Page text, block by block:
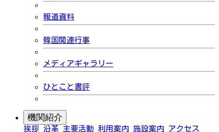
報道資料
韓国関連行事
メディアギャラリー
ひとこと書評
機関紹介
挨拶 沿革 主要活動 利用案内 施設案内 アクセス